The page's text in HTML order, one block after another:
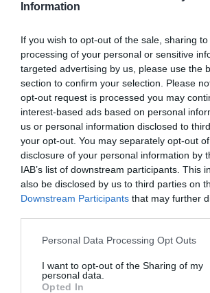
Information
If you wish to opt-out of the sale, sharing
processing of your personal or sensitive
targeted advertising by us, please use the
section to confirm your selection. Please
opt-out request is processed you may
interest-based ads based on personal
us or personal information disclosed to
your opt-out. You may separately opt-out
disclosure of your personal information by
IAB’s list of downstream participants. This
also be disclosed by us to third parties on
Downstream Participants that may further
Personal Data Processing Opt Outs
I want to opt-out of the Sharing of my
personal data.
Opted In
Perplexea commenté :
5 mars
Le partage de pilote est il cité dans l’accord
LAISSER UN COMMENTAIRE
Appel aux lecteurs !
Soutenez Air Journal